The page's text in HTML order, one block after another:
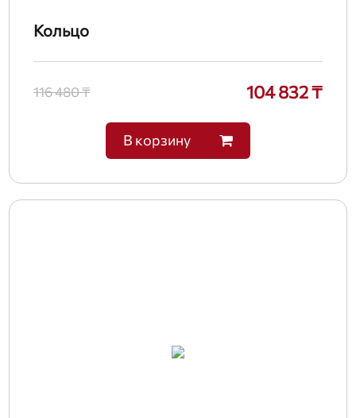
Кольцо
116 480 ₸ 104 832 ₸
В корзину